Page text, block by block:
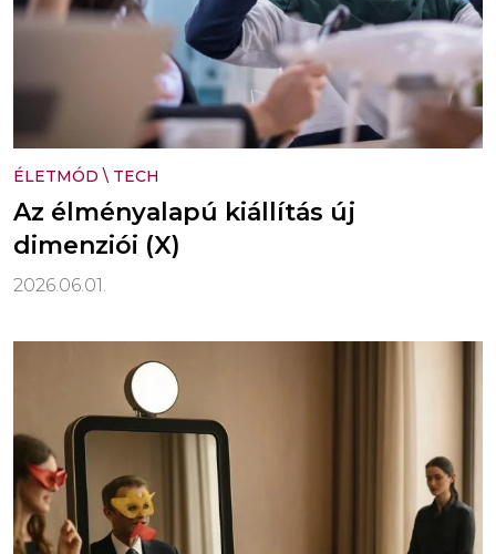
ÉLETMÓD \ TECH
Az élményalapú kiállítás új
dimenziói (X)
2026.06.01.